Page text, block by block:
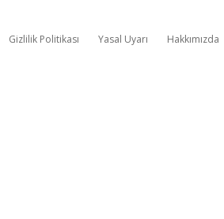
Gizlilik Politikası Yasal Uyarı Hakkımızda